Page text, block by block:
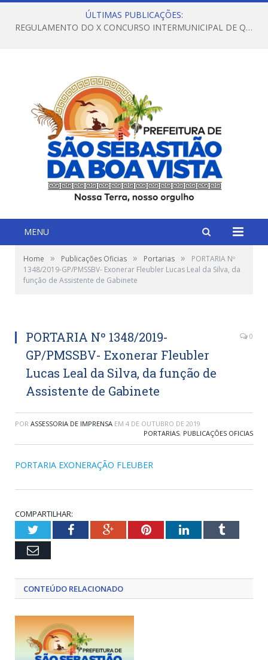
ÚLTIMAS PUBLICAÇÕES:
REGULAMENTO DO X CONCURSO INTERMUNICIPAL DE QUADRILHAS JUNINAS – 2026 – ARRAIÁ DA VENEZA
MENU
Home » Publicações Oficias » Portarias »
PORTARIA Nº
1348/2019-GP/PMSSBV- Exonerar Fleubler Lucas Leal da Silva, da
função de Assistente de Gabinete
PORTARIA Nº 1348/2019-
GP/PMSSBV- Exonerar Fleubler
Lucas Leal da Silva, da função de
Assistente de Gabinete
0
POR ASSESSORIA DE IMPRENSA EM 4 DE OUTUBRO DE 2019
PORTARIAS, PUBLICAÇÕES OFICIAS
PORTARIA EXONERAÇÃO FLEUBER
COMPARTILHAR:
TwitterFacebookGoogle+PinterestLinkedInTumblr
Email
CONTEÚDO RELACIONADO